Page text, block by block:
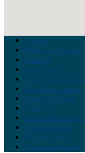
Главная
Война на Украине
Новости
Аналитика
Тайны
Российские элиты
Теория заговора
Украина
Новый Мировой
Тайны истории
Обратная связь
Правила